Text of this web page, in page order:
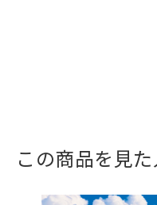
この商品を見